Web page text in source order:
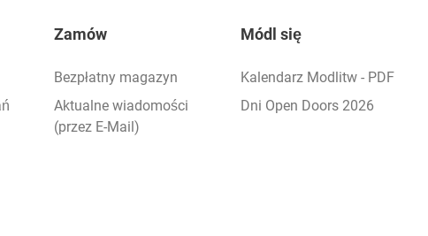
Zamów
Bezpłatny magazyn
Aktualne wiadomości
(przez E-Mail)
Módl się
Kalendarz Modlitw - PDF
Dni Open Doors 2026